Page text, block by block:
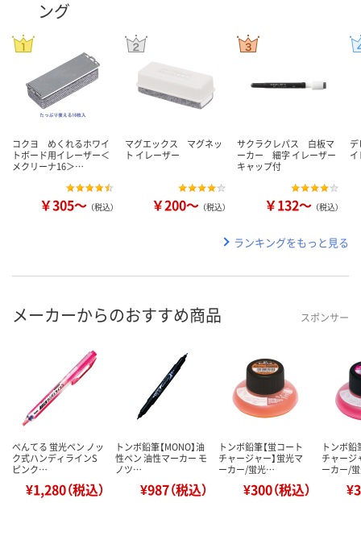
ング
コクヨ めくれるホワイ
トボード用イレーザー＜
メクリーナ16＞…
￥305～ （税込）
マグエックス マグネッ
ト イレーザー
￥200～ （税込）
サクラクレパス 白板マ
ーカー 細字 イレーザー
キャップ付
￥132～ （税込）
ランキングをもっと見る
メーカーからのおすすめ商品 スポンサー
ぺんてる 蛍光ペン ノッ
ク式ハンディラインS
ピンク…
¥1,280（税込）
トンボ鉛筆【MONO】油
性ペン 油性マーカー モ
ノツ…
¥987（税込）
トンボ鉛筆【蛍コート
チャージャー】蛍光マ
ーカー/蛍光…
¥300（税込）
トンボ鉛
チャージ
ーカー/